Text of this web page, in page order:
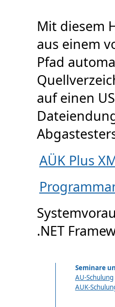
Mit diesem
aus einem
Pfad
auf einen
AÜK Plus
.NET
Seminare
AU-Schulung
AUK-